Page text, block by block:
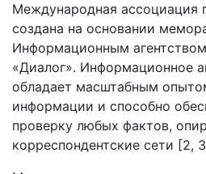
Международная ассоциация
создана на основании
Информационным
«Диалог». Информационное
обладает масштабным
информации и способно
проверку любых фактов,
корреспондентские сети [2,